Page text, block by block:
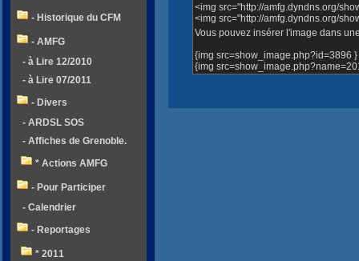
<img src="http://amfg.dyndns.org/
<img src="http://amfg.dyndns.org/
Vous pouvez insérer l'image dans
{img src=show_image.php?id=3896 }
{img
- Historique du CFM
- AMFG
- à Lire 12/2010
- à Lire 07/2011
- Divers
- ARDSL SOS
- Affiches de Grenoble.
* Actions AMFG
- Pour Participer
- Calendrier
- Reportages
* 2011